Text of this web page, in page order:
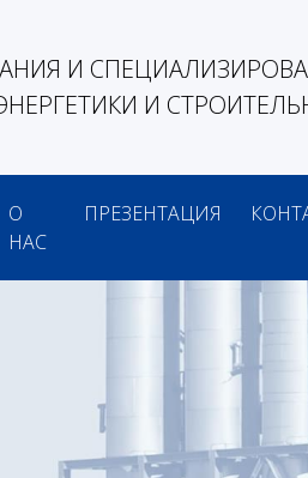
И
И
О
НАС
ПРЕЗЕНТАЦИЯ